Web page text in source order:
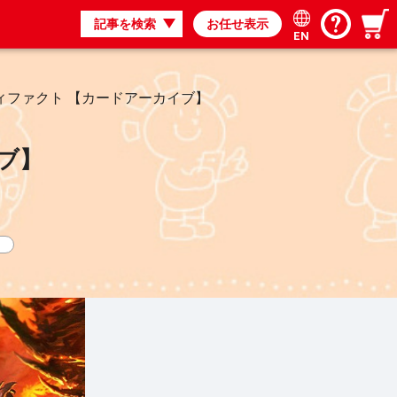
記事を検索 お任せ表示
EN
ァクト 【カードアーカイブ】
】